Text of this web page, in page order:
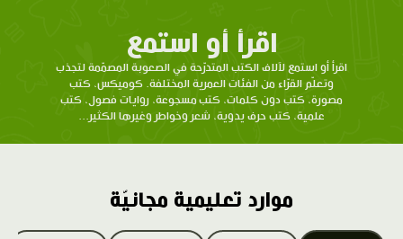
اقرأ أو استمع
اقرأ أو استمع لآلاف الكتب المتدرّحة في الصعوبة المصمّمة لتجذب
وتعلّم القرّاء من الفئات العمرية المختلفة. كوميكس، كتب
مصورة، كتب دون كلمات، كتب مسجوعة، روايات فصول، كتب
علمية، كتب حرف يدوية، شعر وخواطر وغيرها الكثير...
موارد تعليمية مجانيّة